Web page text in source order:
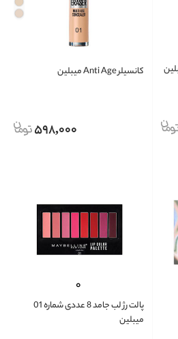
کانسیلر Anti Age میبلین
598,000
پالت رژ لب جامد 8 عددی شماره 01
میبلین